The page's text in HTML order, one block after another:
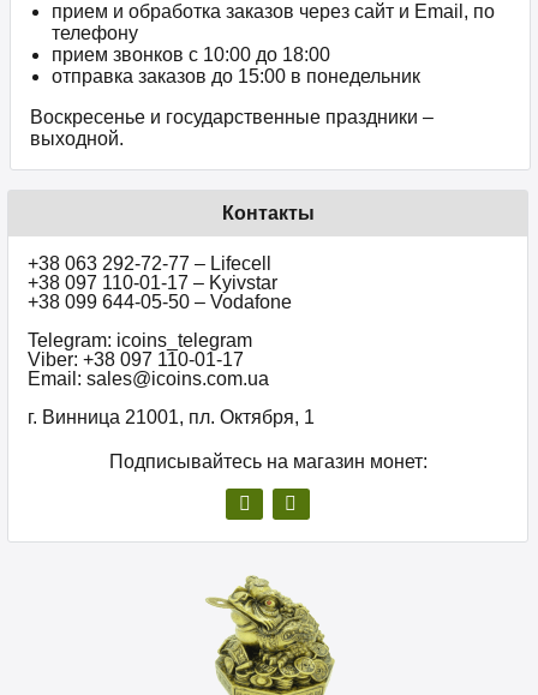
прием и обработка заказов через сайт и Email, по
телефону
прием звонков c 10:00 до 18:00
отправка заказов до 15:00 в понедельник
Воскресенье и государственные праздники –
выходной.
Контакты
+38 063 292-72-77 – Lifecell
+38 097 110-01-17 – Kyivstar
+38 099 644-05-50 – Vodafone
Telegram: icoins_telegram
Viber: +38 097 110-01-17
Email: sales@icoins.com.ua
г. Винница 21001, пл. Октября, 1
Подписывайтесь на магазин монет: